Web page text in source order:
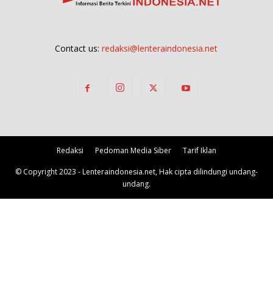
Contact us:redaksi@lenteraindonesia.net
Redaksi Pedoman Media Siber Tarif Iklan
© Copyright 2023 - Lenteraindonesia.net, Hak cipta dilindungi undang-
undang.